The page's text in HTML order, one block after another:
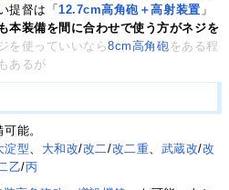
提督は「 12.7cm高角砲＋高射装置 」
本装備を間に合わせで使う方がネジを
を使っていいなら8cm高角砲 をある程
あるが
能。
淀型、 大和改/改二/改二重、 武蔵改/改
乙/丙